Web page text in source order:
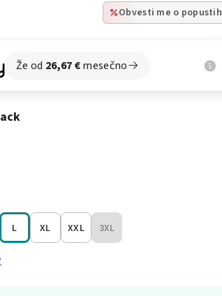
Obvesti me o popustih
Že od 26,67€mesečno
L XL XXL 3XL